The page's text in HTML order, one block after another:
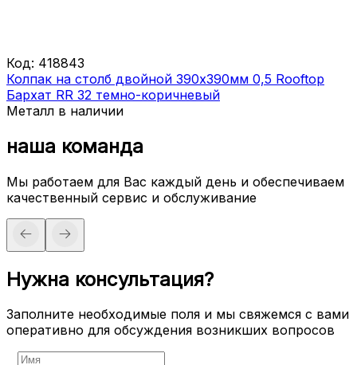
Код: 418843
Колпак на столб двойной 390х390мм 0,5 Rooftop
Бархат RR 32 темно-коричневый
Металл в наличии
наша команда
Мы работаем для Вас каждый день и обеспечиваем
качественный сервис и обслуживание
Нужна консультация?
Заполните необходимые поля и мы свяжемся с вами
оперативно для обсуждения возникших вопросов